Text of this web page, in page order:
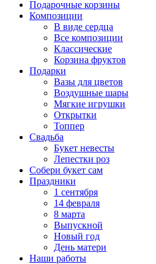
Подарочные корзины
Композиции
В виде сердца
Все композиции
Классические
Корзина фруктов
Подарки
Вазы для цветов
Воздушные шары
Мягкие игрушки
Открытки
Топпер
Свадьба
Букет невесты
Лепестки роз
Собери букет сам
Праздники
1 сентября
14 февраля
8 марта
Выпускной
Новый год
День матери
Наши работы